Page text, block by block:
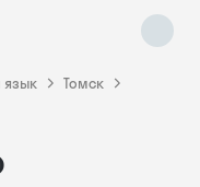
язык
Томск